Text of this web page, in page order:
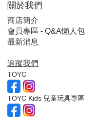
關於我們
商店簡介
會員專區 - Q&A懶人包
最新消息
追蹤我們
TOYC
TOYC Kids 兒童玩具專區